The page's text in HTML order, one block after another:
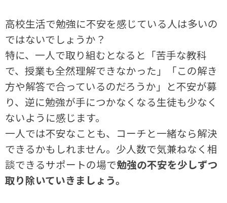
高校生活で勉強に不安を感じている人は多いの
ではないでしょうか？
特に、一人で取り組むとなると「苦手な教科
で、授業も全然理解できなかった」「この解き
方や解答で合っているのだろうか」と不安が募
り、逆に勉強が手につかなくなる生徒も少なく
ないように感じます。
一人では不安なことも、コーチと一緒なら解決
できるかもしれません。少人数で気兼ねなく相
談できるサポートの場で勉強の不安を少しずつ
取り除いていきましょう。